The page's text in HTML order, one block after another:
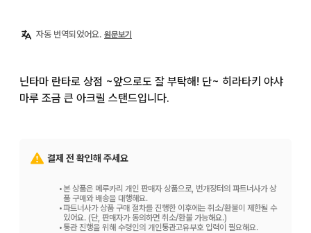
자동 번역되었어요. 원문보기
닌타마 란타로 상점 ~앞으로도 잘 부탁해! 단~ 히라타키 야샤
마루 조금 큰 아크릴 스탠드입니다.
결제 전 확인해 주세요
•본 상품은 메루카리 개인 판매자 상품으로, 번개장터의 파트너사가 상
품 구매와 배송을 대행해요.
•파트너사가 상품 구매 절차를 진행한 이후에는 취소/환불이 제한될 수
있어요. (단, 판매자가 동의하면 취소/환불 가능해요.)
•통관 진행을 위해 수령인의 개인통관고유부호 입력이 필요해요.